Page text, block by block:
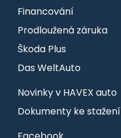
Financování
Prodloužená záruka
Škoda Plus
Das WeltAuto
Novinky v HAVEX auto
Dokumenty ke stažení